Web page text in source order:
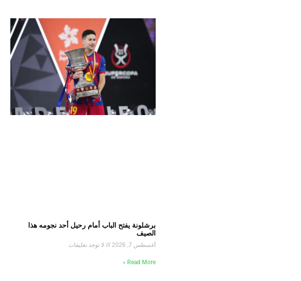
برشلونة يفتح الباب أمام رحيل أحد نجومه هذا
الصيف
أغسطس 7, 2026 لا توجد تعليقات
Read More »